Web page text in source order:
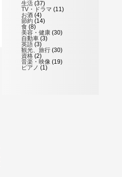
生活 (37)
TV・ドラマ (11)
お酒 (4)
節約 (14)
食 (8)
美容・健康 (30)
自動車 (3)
英語 (3)
観光、旅行 (30)
資格 (2)
音楽・映像 (19)
ピアノ (1)